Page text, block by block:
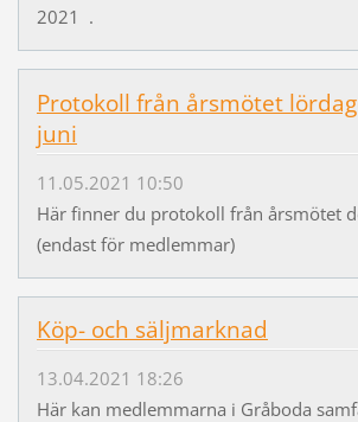
2021 .
Protokoll från årsmötet
juni
11.05.2021 10:50
Här finner du protokoll från årsmötet
(endast för medlemmar)
Köp- och säljmarknad
13.04.2021 18:26
Här kan medlemmarna i Gråboda